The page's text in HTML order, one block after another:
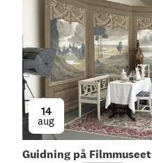
14
aug
Guidning på Filmmuseet